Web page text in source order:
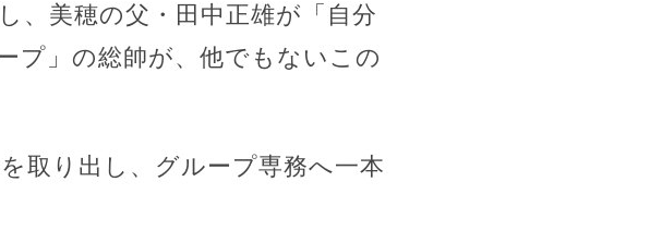
、美穂の父・田中正雄が「自分
プ」の総帥が、他でもないこの
取り出し、グループ専務へ一本